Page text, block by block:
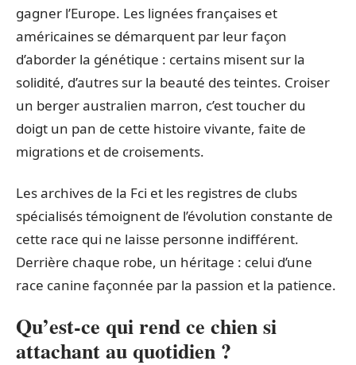
gagner l’Europe. Les lignées françaises et
américaines se démarquent par leur façon
d’aborder la génétique : certains misent sur la
solidité, d’autres sur la beauté des teintes. Croiser
un berger australien marron, c’est toucher du
doigt un pan de cette histoire vivante, faite de
migrations et de croisements.
Les archives de la Fci et les registres de clubs
spécialisés témoignent de l’évolution constante de
cette race qui ne laisse personne indifférent.
Derrière chaque robe, un héritage : celui d’une
race canine façonnée par la passion et la patience.
Qu’est-ce qui rend ce chien si
attachant au quotidien ?